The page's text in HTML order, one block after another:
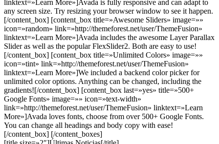
linktext=»Learn More»]Avada is fully responsive and can adapt to
any screen size. Try resizing your browser window to see it happen.
[/content_box] [content_box title=»Awesome Sliders» image=»»
icon=»random» link=»http://themeforest.net/user/ThemeFusion»
linktext=»Learn More»]Avada includes the awesome Layer Parallax
Slider as well as the popular FlexSlider2. Both are easy to use!
[/content_box] [content_box title=»Unlimited Colors» image=»»
icon=»tint» link=»http://themeforest.net/user/ThemeFusion»
linktext=»Learn More»]We included a backend color picker for
unlimited color options. Anything can be changed, including the
gradients![/content_box] [content_box last=»yes» title=»500+
Google Fonts» image=»» icon=»text-width»
link=»http://themeforest.net/user/ThemeFusion» linktext=»Learn
More»]Avada loves fonts, choose from over 500+ Google Fonts.
You can change all headings and body copy with ease!
[/content_box] [/content_boxes]